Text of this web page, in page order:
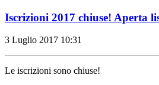
Iscrizioni 2017 chiuse! Aperta
3 Luglio 2017 10:31
Le iscrizioni sono chiuse!